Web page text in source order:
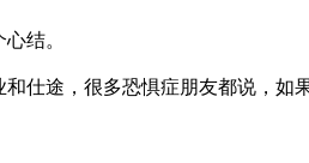
结。
仕途，很多恐惧症朋友都说，如